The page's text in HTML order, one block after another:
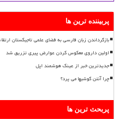
پربیننده ترین ها
بازگرداندن زبان فارسی به فضای علمی تاجیکستان
اولین داروی معکوس کردن عوارض پیری تزریق شد
جدیدترین خبر از عینک هوشمند اپل
چرا آنتن گوشیها می پرد؟
پربحث ترین ها